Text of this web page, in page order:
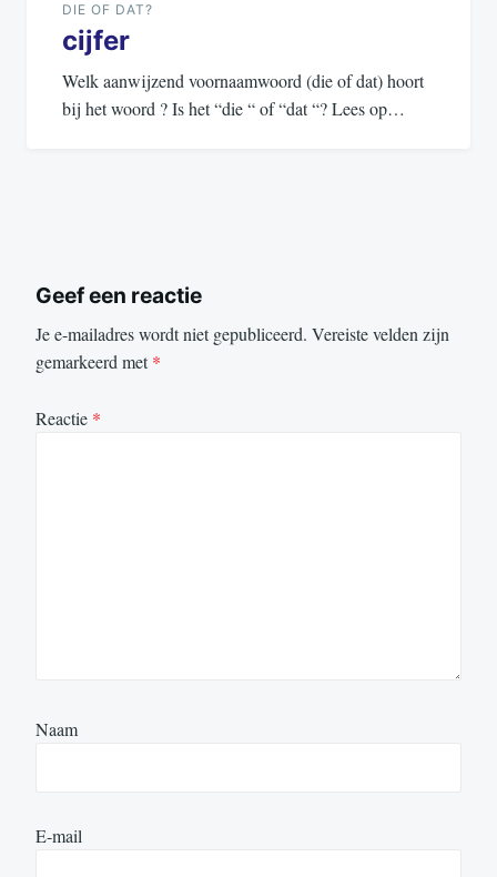
DIE OF DAT?
cijfer
Welk aanwijzend voornaamwoord (die of dat) hoort
bij het woord ? Is het “die “ of “dat “? Lees op…
Geef een reactie
Je e-mailadres wordt niet gepubliceerd. Vereiste velden zijn
gemarkeerd met*
Reactie *
Naam
E-mail